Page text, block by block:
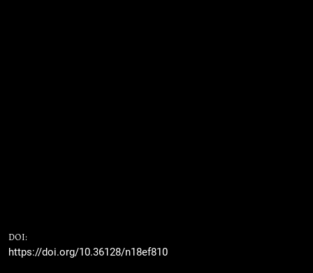
DOI:
https://doi.org/10.36128/n18ef810